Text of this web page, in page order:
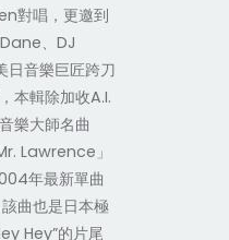
對唱，更邀到
、DJ
音樂巨匠跨刀
本輯除加收A.I.
樂大師名曲
Lawrence」
年最新單曲
曲也是日本極
Hey”的片尾